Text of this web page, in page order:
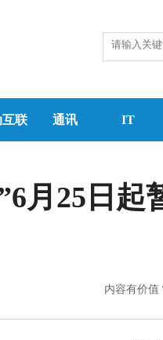
联 通讯 IT
月25日起
内容有价值